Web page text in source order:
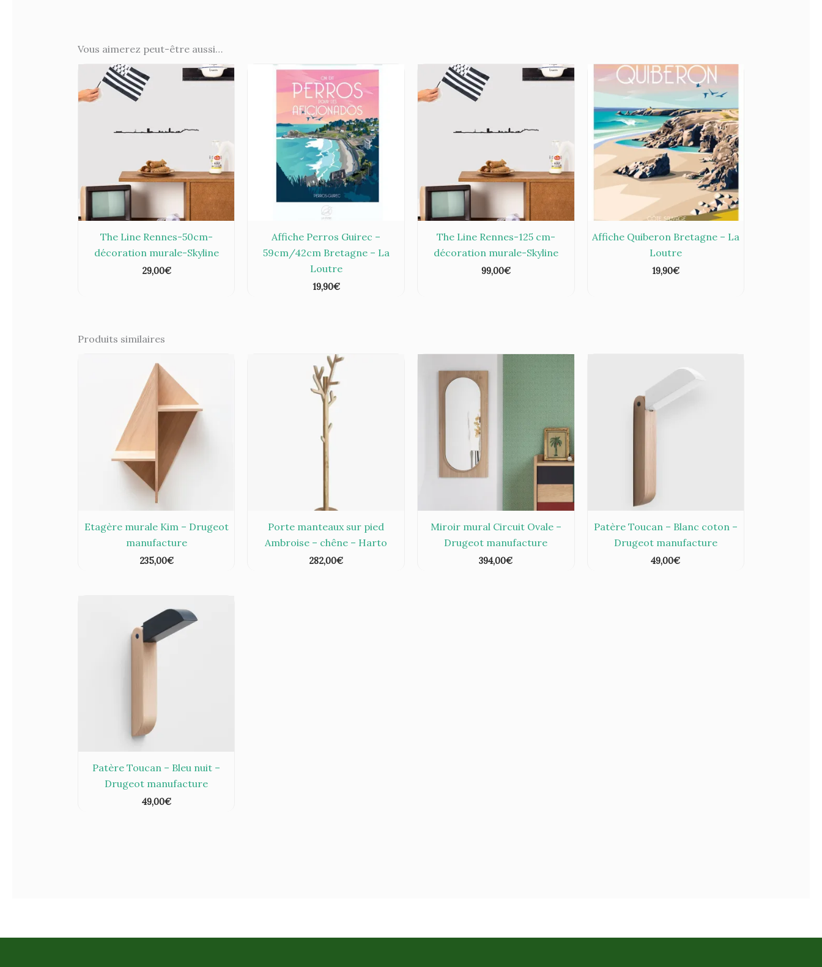
Vous aimerez peut-être aussi…
The Line Rennes-50cm-
décoration murale-Skyline
29,00€
Affiche Perros Guirec –
59cm/42cm Bretagne – La
Loutre
19,90€
The Line Rennes-125 cm-
décoration murale-Skyline
99,00€
Affiche Quiberon Bretagne – La
Loutre
19,90€
Produits similaires
Etagère murale Kim – Drugeot
manufacture
235,00€
Porte manteaux sur pied
Ambroise – chêne – Harto
282,00€
Miroir mural Circuit Ovale –
Drugeot manufacture
394,00€
Patère Toucan – Blanc coton –
Drugeot manufacture
49,00€
Patère Toucan – Bleu nuit –
Drugeot manufacture
49,00€